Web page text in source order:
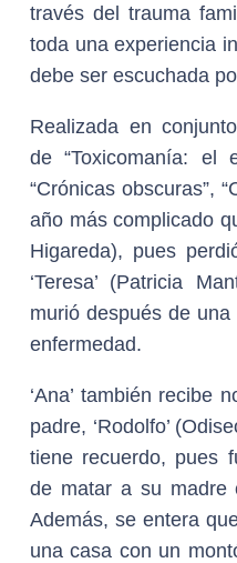
través del trauma
toda una experiencia
debe ser escuchada
Realizada en
de “Toxicomanía: el
“Crónicas obscuras”,
año más complicado
Higareda), pues
‘Teresa’ (Patricia
murió después de
enfermedad.
‘Ana’ también recibe
padre, ‘Rodolfo’
tiene recuerdo, pues
de matar a su madre
Además, se entera
una casa con un